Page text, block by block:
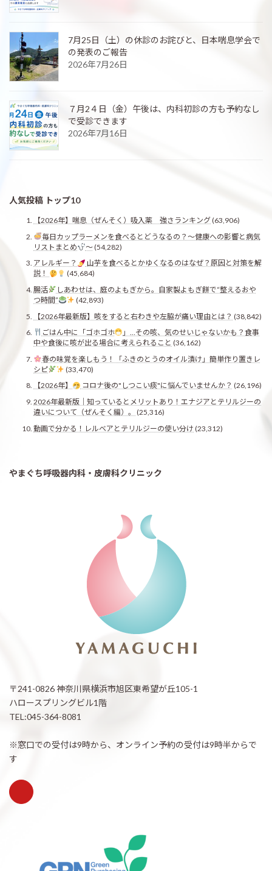
7月25日（土）の休診のお詫びと、日本喘息学会で
の発表のご報告
2026年7月26日
７月2４日（金）午後は、内科初診の方も予約なし
で受診できます
2026年7月16日
人気投稿 トップ10
【2026年】喘息（ぜんそく）吸入薬 強さランキング(63,906)
毎日カップラーメンを食べるとどうなるの？〜健康への影響と病気
リストまとめ
〜(54,282)
アレルギー？
山芋を食べるとかゆくなるのはなぜ？原因と対策を解
説！
(45,684)
腸活
しあわせは、庭のよもぎから。自家製よもぎ餅で“整えるおや
つ時間”
(42,893)
【2026年最新版】咳をすると右わきや左脇が痛い理由とは？ (38,842)
ごはん中に「ゴホゴホ
」…その咳、気のせいじゃないかも？食事
中や食後に咳が出る場合に考えられること (36,162)
春の味覚を楽しもう！「ふきのとうのオイル漬け」簡単作り置きレ
シピ
(33,470)
【2026年】
コロナ後の"しつこい痰"に悩んでいませんか？ (26,196)
2026年最新版｜知っているとメリットあり！エナジアとテリルジーの
違いについて（ぜんそく編）。
(25,316)
動画で分かる！レルベアとテリルジーの使い分け (23,312)
やまぐち呼吸器内科・皮膚科クリニック
〒241-0826 神奈川県横浜市旭区東希望が丘105-1
ハロースプリングビル1階
TEL:045-364-8081
※窓口での受付は9時から、オンライン予約の受付は9時半からで
す